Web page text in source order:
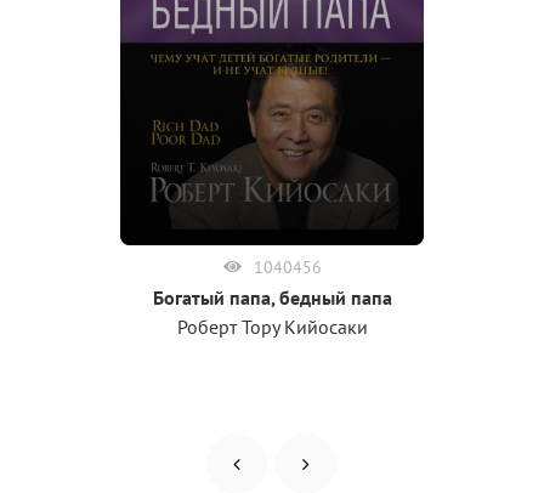
1040456
Богатый папа, бедный папа
Роберт Тору Кийосаки